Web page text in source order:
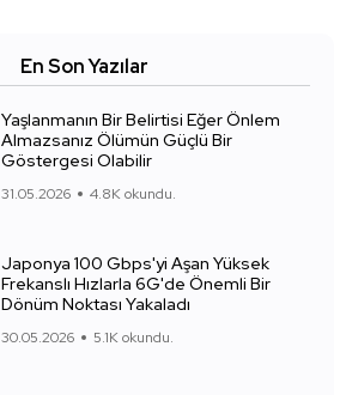
En Son Yazılar
Yaşlanmanın Bir Belirtisi Eğer Önlem
Almazsanız Ölümün Güçlü Bir
Göstergesi Olabilir
31.05.2026 4.8K okundu.
Japonya 100 Gbps'yi Aşan Yüksek
Frekanslı Hızlarla 6G'de Önemli Bir
Dönüm Noktası Yakaladı
30.05.2026 5.1K okundu.